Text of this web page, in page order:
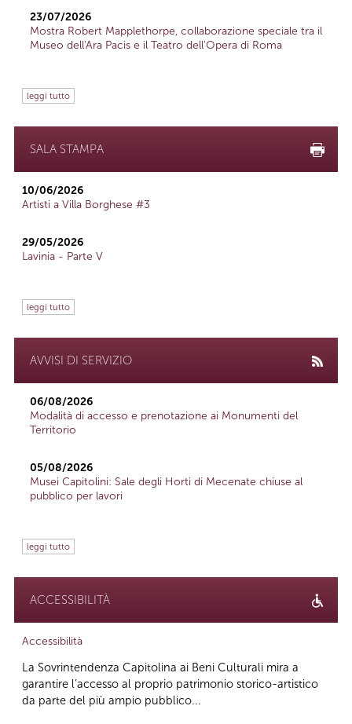
23/07/2026
Mostra Robert Mapplethorpe, collaborazione speciale tra il
Museo dell'Ara Pacis e il Teatro dell'Opera di Roma
leggi tutto
SALA STAMPA
10/06/2026
Artisti a Villa Borghese #3
29/05/2026
Lavinia - Parte V
leggi tutto
AVVISI DI SERVIZIO
06/08/2026
Modalità di accesso e prenotazione ai Monumenti del
Territorio
05/08/2026
Musei Capitolini: Sale degli Horti di Mecenate chiuse al
pubblico per lavori
leggi tutto
ACCESSIBILITÀ
Accessibilità
La Sovrintendenza Capitolina ai Beni Culturali mira a
garantire l’accesso al proprio patrimonio storico-artistico
da parte del più ampio pubblico...